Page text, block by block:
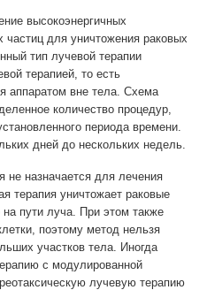
высокоэнергичных
частиц для уничтожения раковых
тип лучевой терапии
терапией, то есть
аппаратом вне тела. Схема
количество процедур,
периода времени.
дней до нескольких недель.
не назначается для лечения
терапия уничтожает раковые
на пути луча. При этом также
поэтому метод нельзя
участков тела. Иногда
с модулированной
лучевую терапию